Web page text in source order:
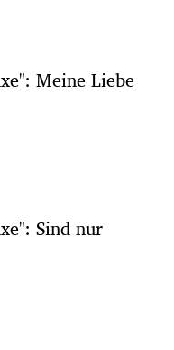
Meine Liebe
Sind nur